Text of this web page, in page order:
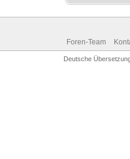
Foren-Team
Deutsche